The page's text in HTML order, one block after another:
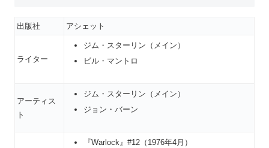
出版社 アシェット
ライター
ジム・スターリン（メイン）
ビル・マントロ
アーティス
ト
ジム・スターリン（メイン）
ジョン・バーン
『Warlock』#12（1976年4月）